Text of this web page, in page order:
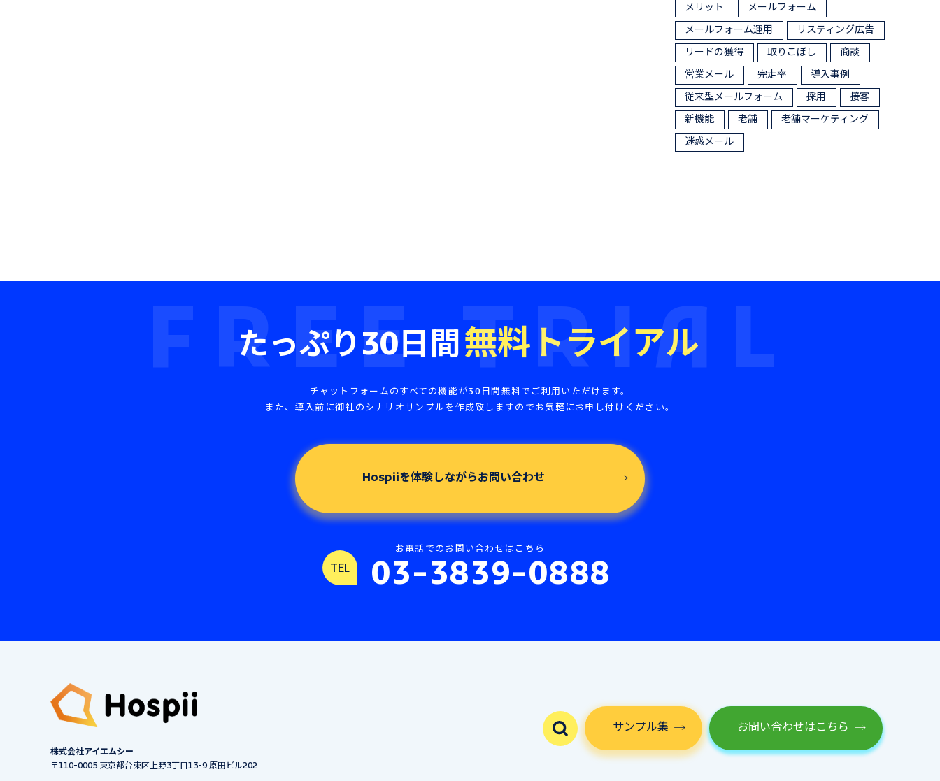
メリット
メールフォーム
メールフォーム運用
リスティング広告
リードの獲得
取りこぼし
商談
営業メール
完走率
導入事例
従来型メールフォーム
採用
接客
新機能
老舗
老舗マーケティング
迷惑メール
たっぷり30日間無料トライアル
FREE TRIAL
チャットフォームのすべての機能が30日間無料でご利用いただけます。
また、導入前に御社のシナリオサンプルを作成致しますのでお気軽にお申し付けください。
Hospiiを体験しながらお問い合わせ
お電話でのお問い合わせはこちら
TEL 03-3839-0888
株式会社アイエムシー
〒110-0005 東京都台東区上野3丁目13-9 原田ビル202
サンプル集 お問い合わせはこちら